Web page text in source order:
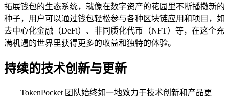
拓展钱包的生态系统，就像在数字资产的花园里不断播撒新的
种子，用户可以通过钱包轻松参与各种区块链应用和项目，如
去中心化金融（DeFi）、非同质化代币（NFT）等，在这个充
满机遇的世界里获得更多的收益和独特的体验。
持续的技术创新与更新
TokenPocket 团队始终如一地致力于技术创新和产品更